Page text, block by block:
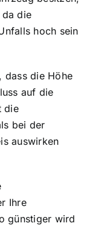
da die
hoch sein
dass die Höhe
auf die
die
bei der
auswirken
Ihre
günstiger wird